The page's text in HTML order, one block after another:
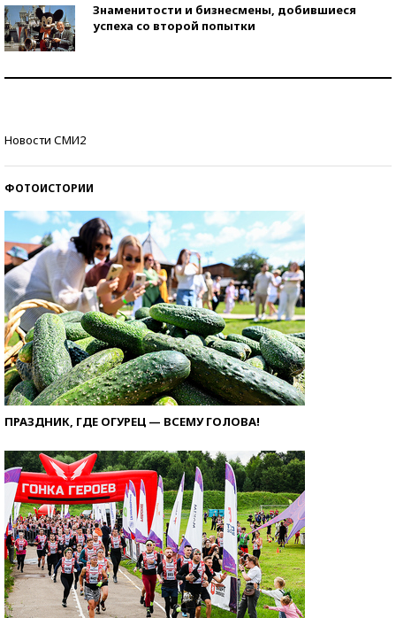
Знаменитости и бизнесмены, добившиеся
успеха со второй попытки
Новости СМИ2
ФОТОИСТОРИИ
ПРАЗДНИК, ГДЕ ОГУРЕЦ — ВСЕМУ ГОЛОВА!